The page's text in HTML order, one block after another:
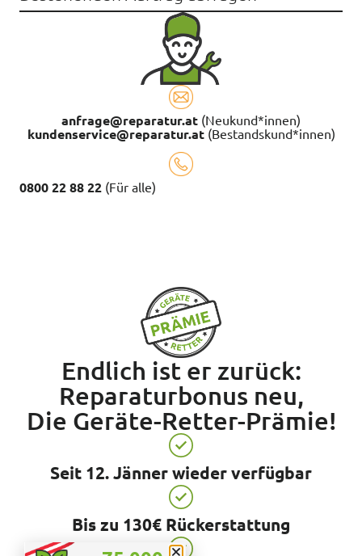
anfrage@reparatur.at (Neukund*innen)
kundenservice@reparatur.at(Bestandskund*innen)
0800 22 88 22 (Für alle)
Endlich ist er zurück:
Reparaturbonus neu,
Die Geräte-Retter-Prämie!
Seit 12. Jänner wieder verfügbar
Bis zu 130€ Rückerstattung